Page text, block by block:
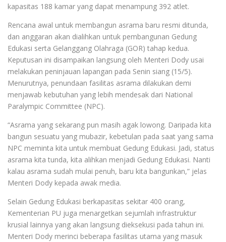
kapasitas 188 kamar yang dapat menampung 392 atlet.
Rencana awal untuk membangun asrama baru resmi ditunda,
dan anggaran akan dialihkan untuk pembangunan Gedung
Edukasi serta Gelanggang Olahraga (GOR) tahap kedua.
Keputusan ini disampaikan langsung oleh Menteri Dody usai
melakukan peninjauan lapangan pada Senin siang (15/5).
Menurutnya, penundaan fasilitas asrama dilakukan demi
menjawab kebutuhan yang lebih mendesak dari National
Paralympic Committee (NPC).
“Asrama yang sekarang pun masih agak lowong. Daripada kita
bangun sesuatu yang mubazir, kebetulan pada saat yang sama
NPC meminta kita untuk membuat Gedung Edukasi. Jadi, status
asrama kita tunda, kita alihkan menjadi Gedung Edukasi. Nanti
kalau asrama sudah mulai penuh, baru kita bangunkan,” jelas
Menteri Dody kepada awak media.
Selain Gedung Edukasi berkapasitas sekitar 400 orang,
Kementerian PU juga menargetkan sejumlah infrastruktur
krusial lainnya yang akan langsung dieksekusi pada tahun ini.
Menteri Dody merinci beberapa fasilitas utama yang masuk